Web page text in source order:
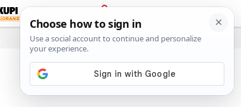
PRIJAVA